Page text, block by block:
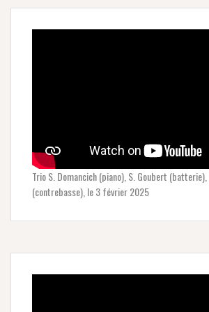
Trio S. Domancich (piano), S. Goubert
(contrebasse), le 3 février 2025